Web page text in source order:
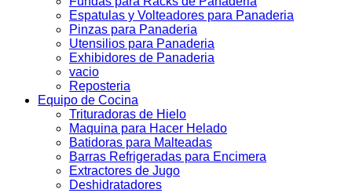
Espatulas y Volteadores para Panaderia
Pinzas para Panaderia
Utensilios para Panaderia
Exhibidores de Panaderia
vacio
Reposteria
Equipo de Cocina
Trituradoras de Hielo
Maquina para Hacer Helado
Batidoras para Malteadas
Barras Refrigeradas para Encimera
Extractores de Jugo
Deshidratadores